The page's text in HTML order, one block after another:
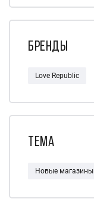
Бренды
Love Republic
Тема
Новые магазины